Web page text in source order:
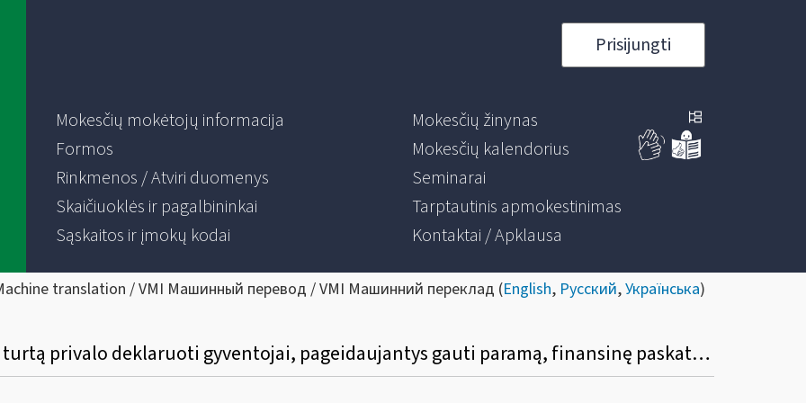
Prisijungti
Mokesčių mokėtojų informacija
Formos
Rinkmenos / Atviri duomenys
Skaičiuoklės ir pagalbininkai
Sąskaitos ir įmokų kodai
Mokesčių žinynas
Mokesčių kalendorius
Seminarai
Tarptautinis apmokestinimas
Kontaktai / Apklausa
translation / VMI Машинный перевод / VMI Машинний переклад (English, Русский,Українська)
Kurio ataskaitinio laikotarpio turimą turtą privalo deklaruoti gyventojai, pageidaujantys gauti paramą, finansinę paskatą pirmąjį būstą įsigyjančioms jaunoms šeimoms, auką savo rinkimų politinei kampanijai finansuoti teikiantys kandidatai vienmandatėse rinkimų apygardose ir referendumo iniciatoriai, politinės organizacijos nariai, mokantys politinės organizacijos nario mokestį?